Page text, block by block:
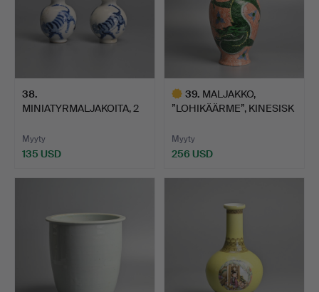
38.
MINIATYRMALJAKOITA, 2
Myyty
135 USD
39. MALJAKKO,
”LOHIKÄÄRME”, KINESISK
Myyty
256 USD